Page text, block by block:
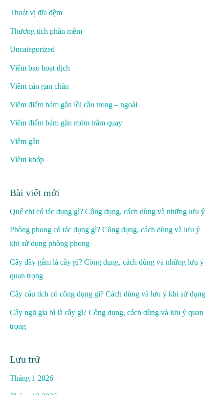
Thoát vị đĩa đệm
Thương tích phần mềm
Uncategorized
Viêm bao hoạt dịch
Viêm cân gan chân
Viêm điểm bám gân lồi cầu trong – ngoài
Viêm điểm bám gân mỏm trâm quay
Viêm gân
Viêm khớp
Bài viết mới
Quế chi có tác dụng gì? Công dụng, cách dùng và những lưu ý
Phòng phong có tác dụng gì? Công dụng, cách dùng và lưu ý
khi sử dụng phòng phong
Cây dây gắm là cây gì? Công dụng, cách dùng và những lưu ý
quan trọng
Cây cẩu tích có công dụng gì? Cách dùng và lưu ý khi sử dụng
Cây ngũ gia bì là cây gì? Công dụng, cách dùng và lưu ý quan
trọng
Lưu trữ
Tháng 1 2026